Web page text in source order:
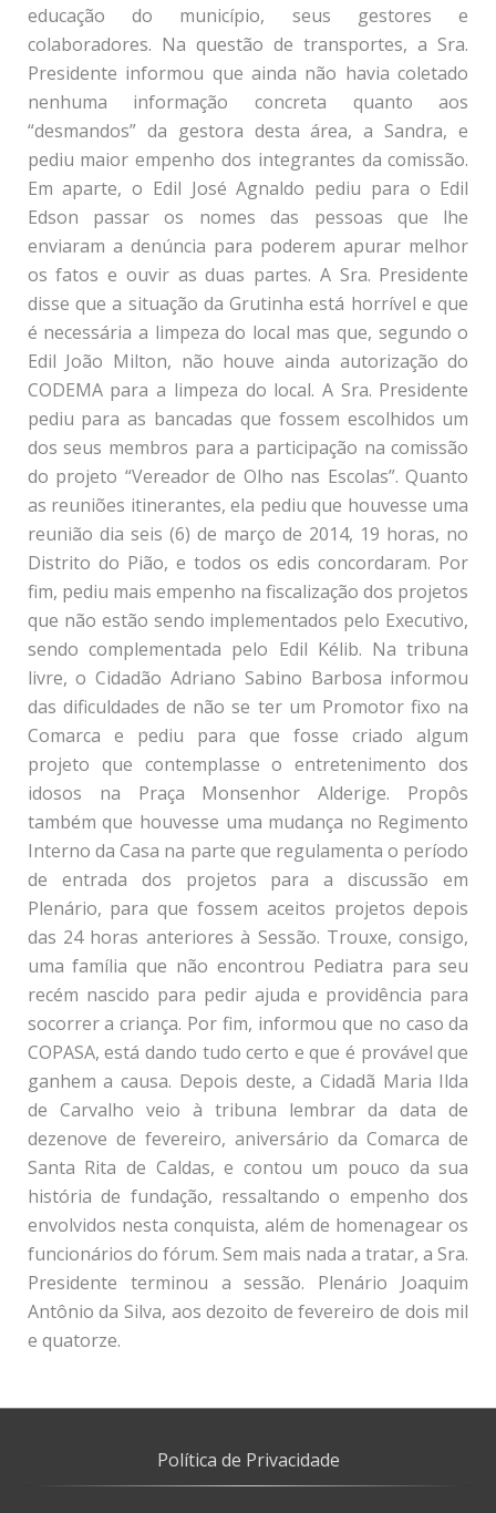
educação do município, seus gestores e
colaboradores. Na questão de transportes, a Sra.
Presidente informou que ainda não havia coletado
nenhuma informação concreta quanto aos
“desmandos” da gestora desta área, a Sandra, e
pediu maior empenho dos integrantes da comissão.
Em aparte, o Edil José Agnaldo pediu para o Edil
Edson passar os nomes das pessoas que lhe
enviaram a denúncia para poderem apurar melhor
os fatos e ouvir as duas partes. A Sra. Presidente
disse que a situação da Grutinha está horrível e que
é necessária a limpeza do local mas que, segundo o
Edil João Milton, não houve ainda autorização do
CODEMA para a limpeza do local. A Sra. Presidente
pediu para as bancadas que fossem escolhidos um
dos seus membros para a participação na comissão
do projeto “Vereador de Olho nas Escolas”. Quanto
as reuniões itinerantes, ela pediu que houvesse uma
reunião dia seis (6) de março de 2014, 19 horas, no
Distrito do Pião, e todos os edis concordaram. Por
fim, pediu mais empenho na fiscalização dos projetos
que não estão sendo implementados pelo Executivo,
sendo complementada pelo Edil Kélib. Na tribuna
livre, o Cidadão Adriano Sabino Barbosa informou
das dificuldades de não se ter um Promotor fixo na
Comarca e pediu para que fosse criado algum
projeto que contemplasse o entretenimento dos
idosos na Praça Monsenhor Alderige. Propôs
também que houvesse uma mudança no Regimento
Interno da Casa na parte que regulamenta o período
de entrada dos projetos para a discussão em
Plenário, para que fossem aceitos projetos depois
das 24 horas anteriores à Sessão. Trouxe, consigo,
uma família que não encontrou Pediatra para seu
recém nascido para pedir ajuda e providência para
socorrer a criança. Por fim, informou que no caso da
COPASA, está dando tudo certo e que é provável que
ganhem a causa. Depois deste, a Cidadã Maria Ilda
de Carvalho veio à tribuna lembrar da data de
dezenove de fevereiro, aniversário da Comarca de
Santa Rita de Caldas, e contou um pouco da sua
história de fundação, ressaltando o empenho dos
envolvidos nesta conquista, além de homenagear os
funcionários do fórum. Sem mais nada a tratar, a Sra.
Presidente terminou a sessão. Plenário Joaquim
Antônio da Silva, aos dezoito de fevereiro de dois mil
e quatorze.
Política de Privacidade